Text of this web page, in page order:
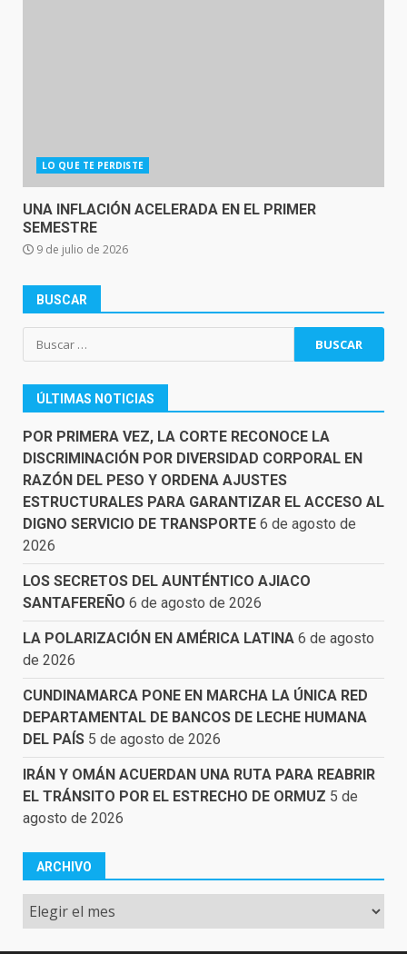
LO QUE TE PERDISTE
UNA INFLACIÓN ACELERADA EN EL PRIMER
SEMESTRE
9 de julio de 2026
BUSCAR
Buscar:
ÚLTIMAS NOTICIAS
POR PRIMERA VEZ, LA CORTE RECONOCE LA
DISCRIMINACIÓN POR DIVERSIDAD CORPORAL EN
RAZÓN DEL PESO Y ORDENA AJUSTES
ESTRUCTURALES PARA GARANTIZAR EL ACCESO AL
DIGNO SERVICIO DE TRANSPORTE 6 de agosto de
2026
LOS SECRETOS DEL AUNTÉNTICO AJIACO
SANTAFEREÑO 6 de agosto de 2026
LA POLARIZACIÓN EN AMÉRICA LATINA 6 de agosto
de 2026
CUNDINAMARCA PONE EN MARCHA LA ÚNICA RED
DEPARTAMENTAL DE BANCOS DE LECHE HUMANA
DEL PAÍS 5 de agosto de 2026
IRÁN Y OMÁN ACUERDAN UNA RUTA PARA REABRIR
EL TRÁNSITO POR EL ESTRECHO DE ORMUZ 5 de
agosto de 2026
ARCHIVO
Archivo